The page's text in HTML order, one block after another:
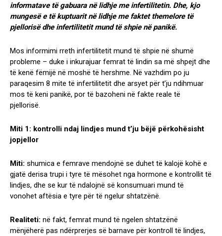
informatave të gabuara në lidhje me infertilitetin. Dhe, kjo
mungesë e të kuptuarit në lidhje me faktet themelore të
pjellorisë dhe infertilitetit mund të shpie në panikë.
Mos informimi rreth infertilitetit mund të shpie në shumë
probleme – duke i inkurajuar femrat të lindin sa më shpejt dhe
të kenë fëmijë në moshë të hershme. Në vazhdim po ju
paraqesim 8 mite të infertilitetit dhe arsyet për t’ju ndihmuar
mos të keni panikë, por të bazoheni në fakte reale të
pjellorisë.
Miti 1: kontrolli ndaj lindjes mund t’ju bëjë përkohësisht
jopjellor
Miti: shumica e femrave mendojnë se duhet të kalojë kohë e
gjatë derisa trupi i tyre të mësohet nga hormone e kontrollit të
lindjes, dhe se kur të ndalojnë së konsumuari mund të
vonohet aftësia e tyre për të ngelur shtatzënë.
Realiteti: në fakt, femrat mund të ngelen shtatzënë
mënjëherë pas ndërprerjes së barnave për kontroll të lindjes,